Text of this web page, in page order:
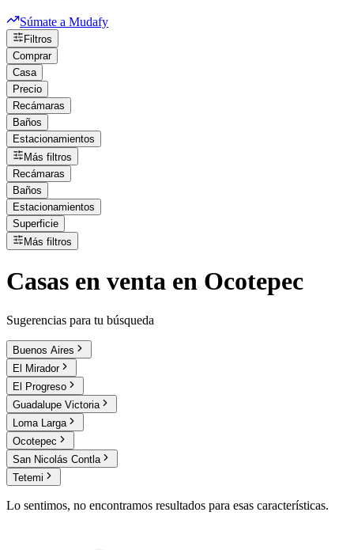
Súmate a Mudafy
Filtros
Comprar
Casa
Precio
Recámaras
Baños
Estacionamientos
Más filtros
Recámaras
Baños
Estacionamientos
Superficie
Más filtros
Casas en venta en Ocotepec
Sugerencias para tu búsqueda
Buenos Aires
El Mirador
El Progreso
Guadalupe Victoria
Loma Larga
Ocotepec
San Nicolás Contla
Tetemi
Lo sentimos, no encontramos resultados para esas características.